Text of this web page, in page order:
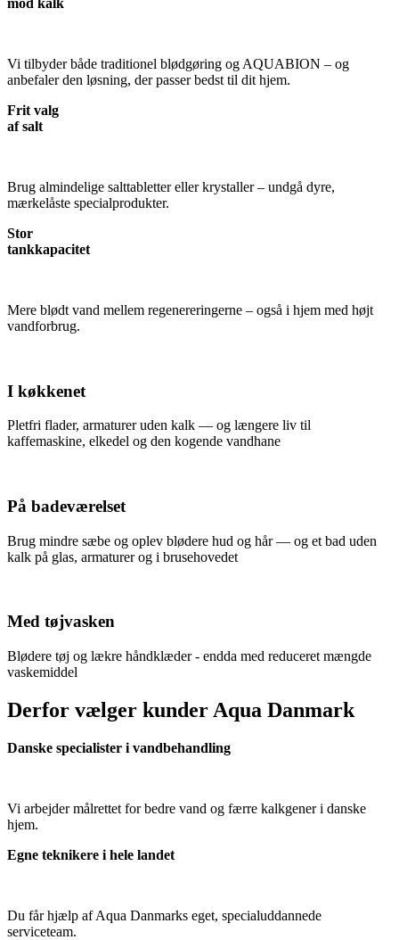
Vi tilbyder både traditionel blødgøring og AQUABION – og
anbefaler den løsning, der passer bedst til dit hjem.
Frit valg
af salt
Brug almindelige salttabletter eller krystaller – undgå dyre,
mærkelåste specialprodukter.
Stor
tankkapacitet
Mere blødt vand mellem regenereringerne – også i hjem med højt
vandforbrug.
I køkkenet
Pletfri flader, armaturer uden kalk — og længere liv til
kaffemaskine, elkedel og den kogende vandhane
På badeværelset
Brug mindre sæbe og oplev blødere hud og hår — og et bad uden
kalk på glas, armaturer og i brusehovedet
Med tøjvasken
Blødere tøj og lækre håndklæder - endda med reduceret mængde
vaskemiddel
Derfor vælger kunder Aqua Danmark
Danske specialister i vandbehandling
Vi arbejder målrettet for bedre vand og færre kalkgener i danske
hjem.
Egne teknikere i hele landet
Du får hjælp af Aqua Danmarks eget, specialuddannede
serviceteam.